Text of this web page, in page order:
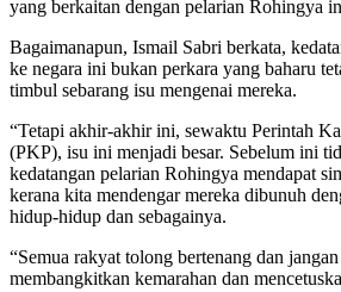
yang berkaitan dengan pelarian Rohingya
Bagaimanapun, Ismail Sabri berkata,
ke negara ini bukan perkara yang baharu
timbul sebarang isu mengenai mereka.
“Tetapi akhir-akhir ini, sewaktu Perintah
(PKP), isu ini menjadi besar. Sebelum ini
kedatangan pelarian Rohingya mendapat
kerana kita mendengar mereka dibunuh
hidup-hidup dan sebagainya.
“Semua rakyat tolong bertenang dan
membangkitkan kemarahan dan